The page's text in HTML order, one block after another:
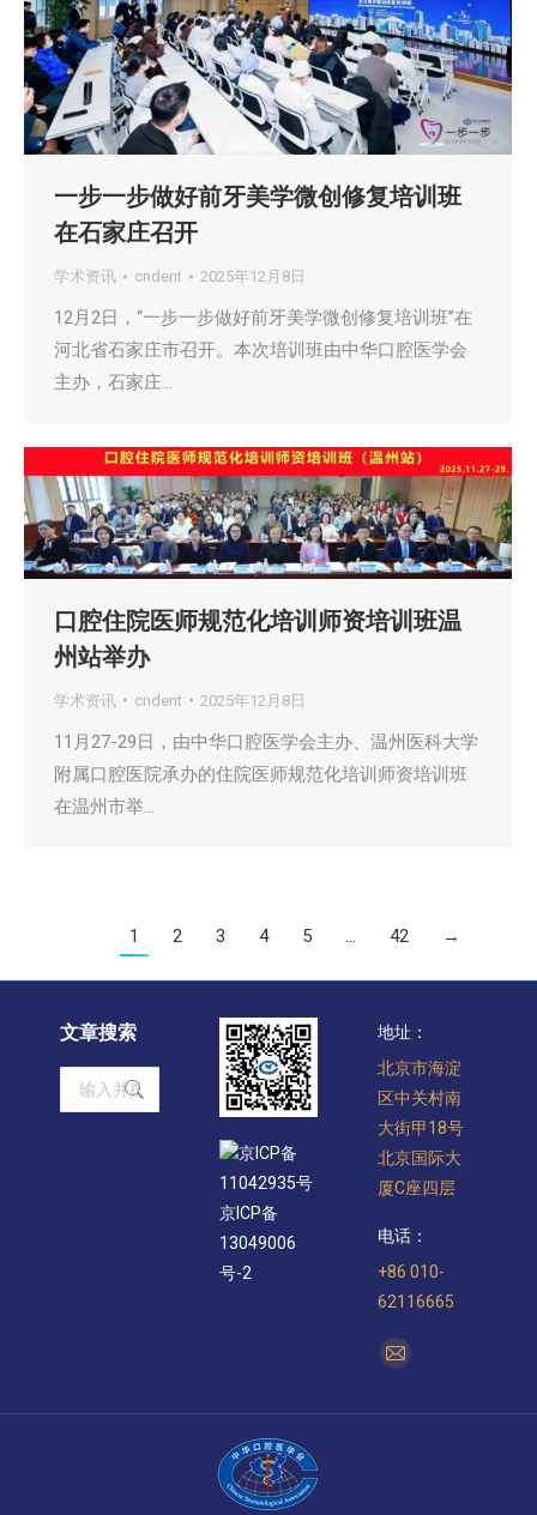
一步一步做好前牙美学微创修复培训班
在石家庄召开
学术资讯 cndent 2025年12月8日
12月2日，“一步一步做好前牙美学微创修复培训班”在
河北省石家庄市召开。本次培训班由中华口腔医学会
主办，石家庄…
口腔住院医师规范化培训师资培训班温
州站举办
学术资讯 cndent 2025年12月8日
11月27-29日，由中华口腔医学会主办、温州医科大学
附属口腔医院承办的住院医师规范化培训师资培训班
在温州市举…
1 2 3 4 5 … 42 →
文章搜索
Search:
京ICP备
11042935号
京ICP备
13049006
号-2
地址：
北京市海淀
区中关村南
大街甲18号
北京国际大
厦C座四层
电话：
+86 010-
62116665
找到我们：
Mail